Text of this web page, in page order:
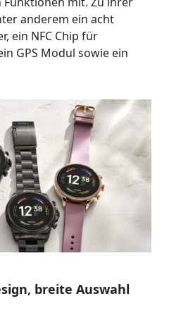
anderem ein acht
ein NFC Chip für
GPS Modul sowie ein
breite Auswahl